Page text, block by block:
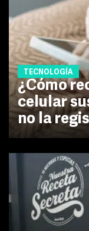
TECNOLOGÍA
¿Cómo
celular
no la